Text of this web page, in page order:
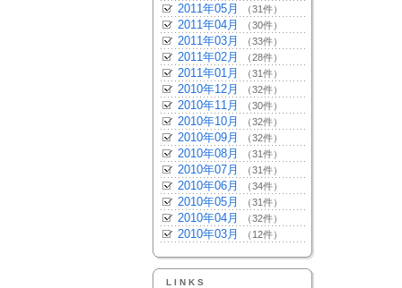
2011年05月 （31件）
2011年04月 （30件）
2011年03月 （33件）
2011年02月 （28件）
2011年01月 （31件）
2010年12月 （32件）
2010年11月 （30件）
2010年10月 （32件）
2010年09月 （32件）
2010年08月 （31件）
2010年07月 （31件）
2010年06月 （34件）
2010年05月 （31件）
2010年04月 （32件）
2010年03月 （12件）
LINKS